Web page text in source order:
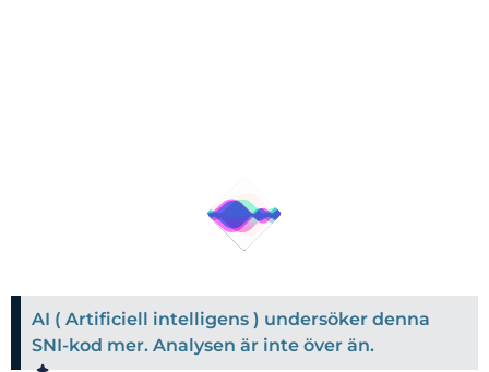
AI ( Artificiell intelligens ) undersöker denna
SNI-kod mer. Analysen är inte över än.